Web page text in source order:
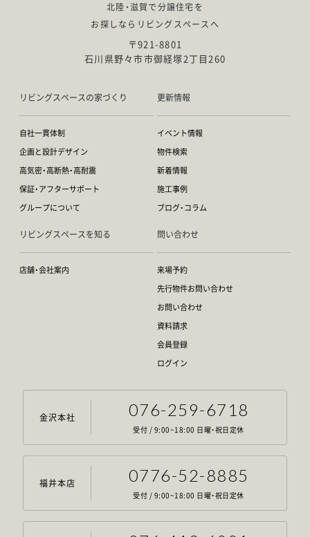
北陸・滋賀で分譲住宅を
お探しならリビングスペースへ
〒921-8801
石川県野々市市御経塚2丁目260
リビングスペースの家づくり
自社一貫体制
企画と設計デザイン
高気密・高断熱・高耐震
保証・アフターサポート
グループについて
更新情報
イベント情報
物件検索
新着情報
施工事例
ブログ・コラム
リビングスペースを知る
店舗・会社案内
問い合わせ
来場予約
先行物件お問い合わせ
お問い合わせ
資料請求
会員登録
ログイン
金沢本社 076-259-6718
受付 / 9:00~18:00 日曜・祝日定休
福井本店 0776-52-8885
受付 / 9:00~18:00 日曜・祝日定休